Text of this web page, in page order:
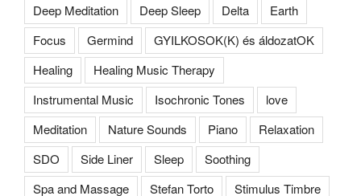
Deep Meditation
Deep Sleep Delta
Earth
Focus
Germind
GYILKOSOK(K) és áldozatOK
Healing
Healing Music Therapy
Instrumental Music
Isochronic Tones
love
Meditation
Nature Sounds Piano
Relaxation
SDO
Side Liner Sleep
Soothing
Spa and Massage
Stefan Torto
Stimulus Timbre